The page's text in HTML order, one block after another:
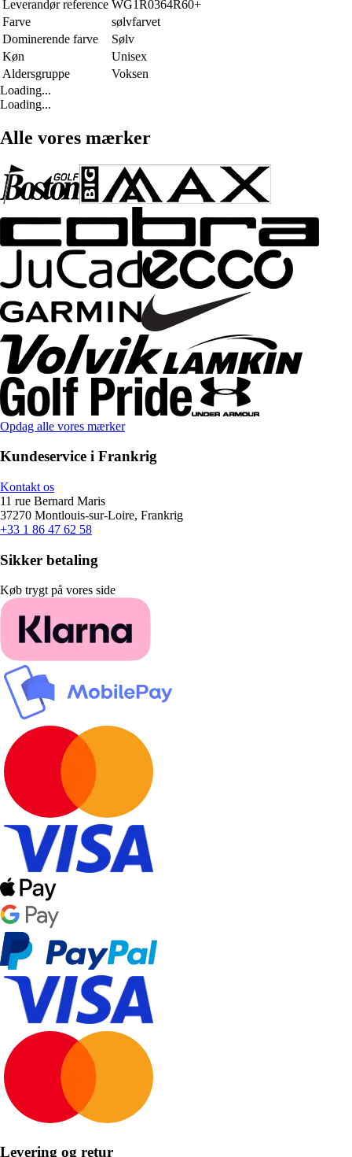
Leverandør reference WG1R0364R60+
Farve
sølvfarvet
Dominerende farve
Sølv
Køn
Unisex
Aldersgruppe
Voksen
Loading...
Loading...
Alle vores mærker
Opdag alle vores mærker
Kundeservice i Frankrig
Kontakt os
11 rue Bernard Maris
37270 Montlouis-sur-Loire, Frankrig
+33 1 86 47 62 58
Sikker betaling
Køb trygt på vores side
Levering og retur